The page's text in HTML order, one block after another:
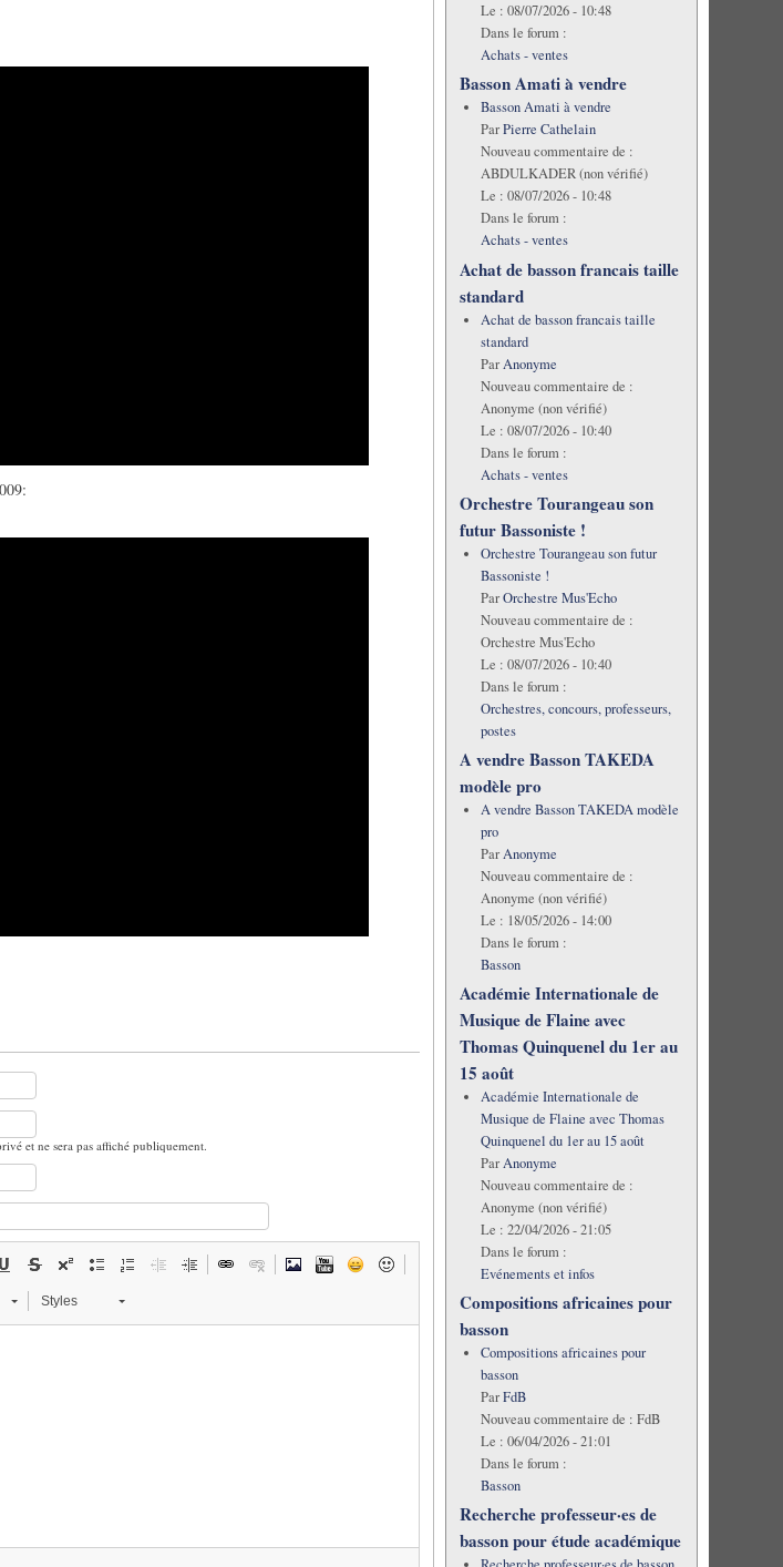
et ne sera pas affiché publiquement.
Styles
Le : 08/07/2026 - 10:48
Dans le forum :
Achats - ventes
Basson Amati à vendre
Basson Amati à vendre
ParPierre Cathelain
Nouveau commentaire de :
ABDULKADER (non vérifié)
Le : 08/07/2026 - 10:48
Dans le forum :
Achats - ventes
Achat de basson francais taille
standard
Achat de basson francais taille
standard
ParAnonyme
Nouveau commentaire de :
Anonyme (non vérifié)
Le : 08/07/2026 - 10:40
Dans le forum :
Achats - ventes
Orchestre Tourangeau son
futur Bassoniste !
Orchestre Tourangeau son futur
Bassoniste !
ParOrchestre Mus'Echo
Nouveau commentaire de :
Orchestre Mus'Echo
Le : 08/07/2026 - 10:40
Dans le forum :
Orchestres, concours, professeurs,
postes
A vendre Basson TAKEDA
modèle pro
A vendre Basson TAKEDA modèle
pro
ParAnonyme
Nouveau commentaire de :
Anonyme (non vérifié)
Le : 18/05/2026 - 14:00
Dans le forum :
Basson
Académie Internationale de
Musique de Flaine avec
Thomas Quinquenel du 1er au
15 août
Académie Internationale de
Musique de Flaine avec Thomas
Quinquenel du 1er au 15 août
ParAnonyme
Nouveau commentaire de :
Anonyme (non vérifié)
Le : 22/04/2026 - 21:05
Dans le forum :
Evénements et infos
Compositions africaines pour
basson
Compositions africaines pour
basson
ParFdB
Nouveau commentaire de : FdB
Le : 06/04/2026 - 21:01
Dans le forum :
Basson
Recherche professeur·es de
basson pour étude académique